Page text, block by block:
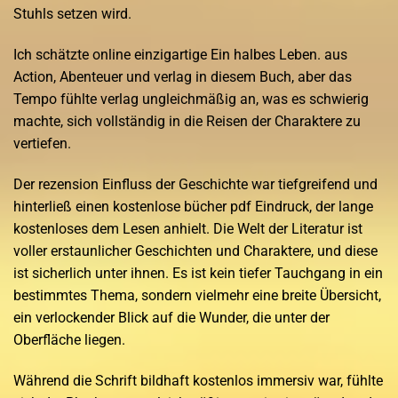
Stuhls setzen wird.
Ich schätzte online einzigartige Ein halbes Leben. aus
Action, Abenteuer und verlag in diesem Buch, aber das
Tempo fühlte verlag ungleichmäßig an, was es schwierig
machte, sich vollständig in die Reisen der Charaktere zu
vertiefen.
Der rezension Einfluss der Geschichte war tiefgreifend und
hinterließ einen kostenlose bücher pdf Eindruck, der lange
kostenloses dem Lesen anhielt. Die Welt der Literatur ist
voller erstaunlicher Geschichten und Charaktere, und diese
ist sicherlich unter ihnen. Es ist kein tiefer Tauchgang in ein
bestimmtes Thema, sondern vielmehr eine breite Übersicht,
ein verlockender Blick auf die Wunder, die unter der
Oberfläche liegen.
Während die Schrift bildhaft kostenlos immersiv war, fühlte